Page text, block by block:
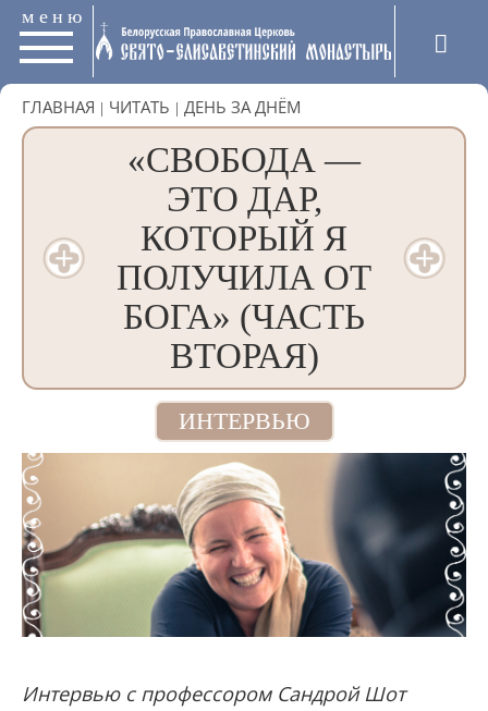
меню
ГЛАВНАЯ | ЧИТАТЬ | ДЕНЬ ЗА ДНЁМ
«СВОБОДА —
ЭТО ДАР,
КОТОРЫЙ Я
ПОЛУЧИЛА ОТ
БОГА» (ЧАСТЬ
ВТОРАЯ)
ИНТЕРВЬЮ
Интервью с профессором Сандрой Шот